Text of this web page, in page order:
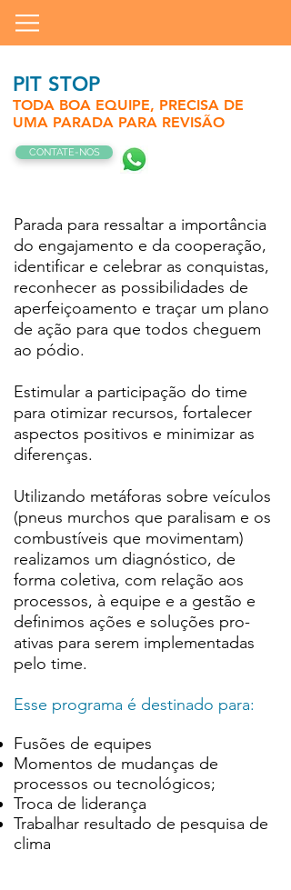
PIT STOP
TODA BOA EQUIPE, PRECISA DE
UMA PARADA PARA REVISÃO
CONTATE-NOS
Parada para ressaltar a importância
do engajamento e da cooperação,
identificar e celebrar as conquistas,
reconhecer as possibilidades de
aperfeiçoamento e traçar um plano
de ação para que todos cheguem
ao pódio.
Estimular a participação do time
para otimizar recursos, fortalecer
aspectos positivos e minimizar as
diferenças.
Utilizando metáforas sobre veículos
(pneus murchos que paralisam e os
combustíveis que movimentam)
realizamos um diagnóstico, de
forma coletiva, com relação aos
processos, à equipe e a gestão e
definimos ações e soluções pro-
ativas para serem implementadas
pelo time.
Esse programa é destinado para:
Fusões de equipes
Momentos de mudanças de
processos ou tecnológicos;
Troca de liderança
Trabalhar resultado de pesquisa de
clima